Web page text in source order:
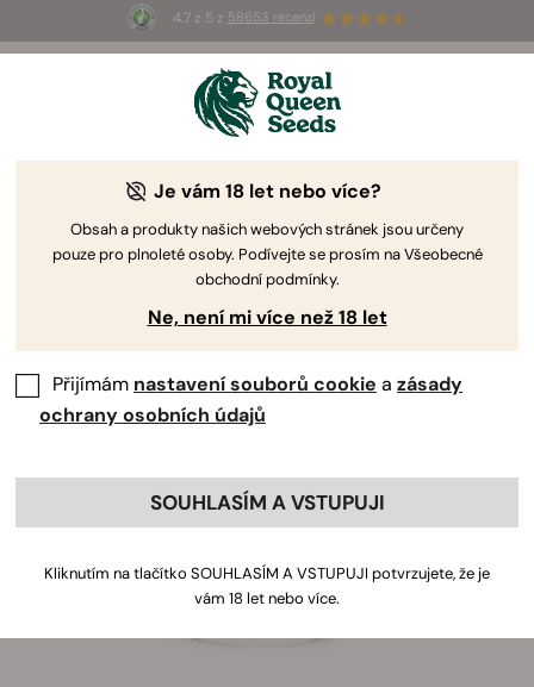
4.7 z 5 z 58653 recenzí
Summer Sales: Až 50% slevy
na vybrané produkty! ⏤
Je vám 18 let nebo více?
Obsah a produkty našich webových stránek jsou určeny
pouze pro plnoleté osoby. Podívejte se prosím na Všeobecné
obchodní podmínky.
Ne, není mi více než 18 let
Přijímám nastavení souborů cookie a zásady
ochrany osobních údajů
SOUHLASÍM A VSTUPUJI
Kliknutím na tlačítko SOUHLASÍM A VSTUPUJI potvrzujete, že je
vám 18 let nebo více.